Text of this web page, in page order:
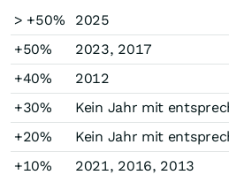
> +50%
2025
+50%
2023, 2017
+40%
2012
+30%
Kein Jahr mit
+20%
Kein Jahr mit
+10%
2021, 2016, 2013